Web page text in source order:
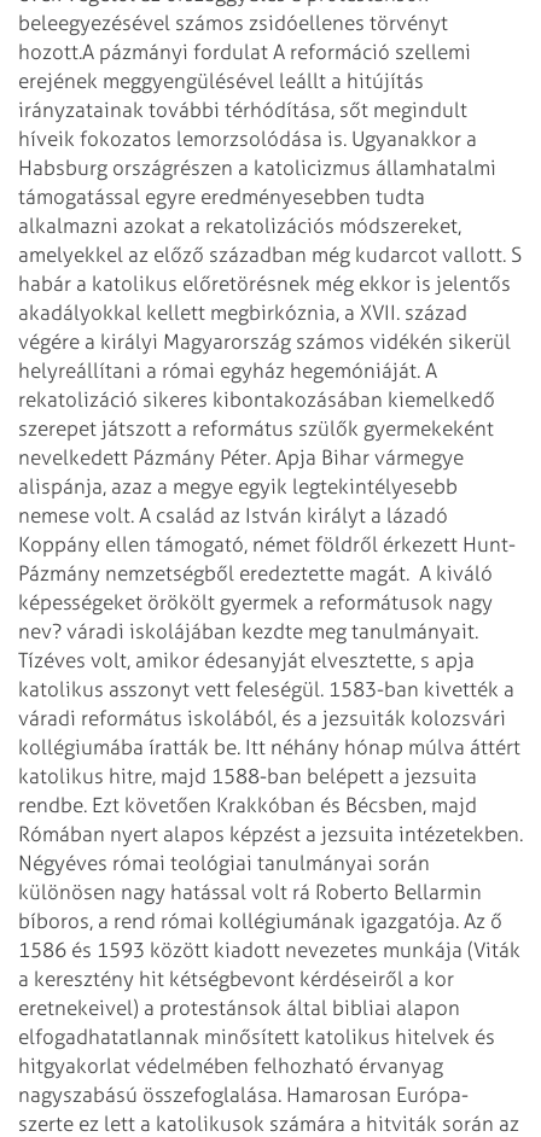
beleegyezésével számos zsidóellenes törvényt
hozott.A pázmányi fordulat A reformáció szellemi
erejének meggyengülésével leállt a hitújítás
irányzatainak további térhódítása, sőt megindult
híveik fokozatos lemorzsolódása is. Ugyanakkor a
Habsburg országrészen a katolicizmus államhatalmi
támogatással egyre eredményesebben tudta
alkalmazni azokat a rekatolizációs módszereket,
amelyekkel az előző században még kudarcot vallott. S
habár a katolikus előretörésnek még ekkor is jelentős
akadályokkal kellett megbirkóznia, a XVII. század
végére a királyi Magyarország számos vidékén sikerül
helyreállítani a római egyház hegemóniáját. A
rekatolizáció sikeres kibontakozásában kiemelkedő
szerepet játszott a református szülők gyermekeként
nevelkedett Pázmány Péter. Apja Bihar vármegye
alispánja, azaz a megye egyik legtekintélyesebb
nemese volt. A család az István királyt a lázadó
Koppány ellen támogató, német földről érkezett Hunt-
Pázmány nemzetségből eredeztette magát. A kiváló
képességeket örökölt gyermek a reformátusok nagy
nev? váradi iskolájában kezdte meg tanulmányait.
Tízéves volt, amikor édesanyját elvesztette, s apja
katolikus asszonyt vett feleségül. 1583-ban kivették a
váradi református iskolából, és a jezsuiták kolozsvári
kollégiumába íratták be. Itt néhány hónap múlva áttért
katolikus hitre, majd 1588-ban belépett a jezsuita
rendbe. Ezt követően Krakkóban és Bécsben, majd
Rómában nyert alapos képzést a jezsuita intézetekben.
Négyéves római teológiai tanulmányai során
különösen nagy hatással volt rá Roberto Bellarmin
bíboros, a rend római kollégiumának igazgatója. Az ő
1586 és 1593 között kiadott nevezetes munkája (Viták
a keresztény hit kétségbevont kérdéseiről a kor
eretnekeivel) a protestánsok által bibliai alapon
elfogadhatatlannak minősített katolikus hitelvek és
hitgyakorlat védelmében felhozható érvanyag
nagyszabású összefoglalása. Hamarosan Európa-
szerte ez lett a katolikusok számára a hitviták során az